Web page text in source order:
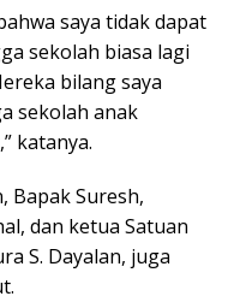
saya tidak dapat
sekolah biasa lagi
bilang saya
sekolah anak
katanya.
Bapak Suresh,
dan ketua Satuan
S. Dayalan, juga